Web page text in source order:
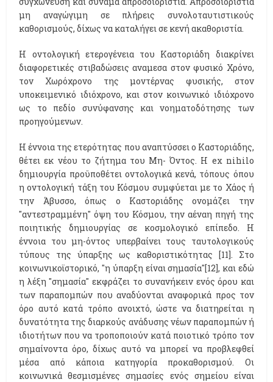
μη αναγώγιμη σε πλήρεις συνολοταυτιστικούς
καθορισμούς, δίχως να καταλήγει σε κενή ακαθοριστία.
Η οντολογική ετερογένεια του Καστοριάδη διακρίνει
διαφορετικές στιβαδώσεις αναμεσα στον φυσικό Χρόνο,
τον Χωρόχρονο της μοντέρνας φυσικής, στον
υποκειμενικό ιδιόχρονο, και στον κοινωνικό ιδιόχρονο
ως το πεδίο συνύφανσης και νοηματοδότησης των
προηγούμενων.
Η έννοια της ετερότητας που αναπτύσσει ο Καστοριάδης,
θέτει εκ νέου το ζήτημα του Μη- Όντος. Η ex nihilo
δημιουργία προϋποθέτει οντολογικά κενά, τόπους όπου
η οντολογική τάξη του Κόσμου συμφύεται με το Χάος ή
την Άβυσσο, όπως ο Καστοριάδης ονομάζει την
"αντεστραμμένη" όψη του Κόσμου, την αέναη πηγή της
ποιητικής δημιουργίας σε κοσμολογικό επίπεδο. Η
έννοια του μη-όντος υπερβαίνει τους ταυτολογικούς
τύπους της ύπαρξης ως καθοριστικότητας [11]. Στο
κοινωνικοϊστορικό, "η ύπαρξη είναι σημασία"[12], και εδώ
η λέξη "σημασία" εκφράζει το συνανήκειν ενός όρου και
των παραπομπών που αναδύονται αναφορικά προς τον
όρο αυτό κατά τρόπο ανοιχτό, ώστε να διατηρείται η
δυνατότητα της διαρκούς ανάδυσης νέων παραπομπών ή
ιδιοτήτων που να τροποποιούν κατά ποιοτικό τρόπο τον
σημαίνοντα όρο, δίχως αυτό να μπορεί να προβλεφθεί
μέσα από κάποια κατηγορία προκαθορισμού. Οι
κοινωνικά θεσμισμένες σημασίες ενός σημείου είναι